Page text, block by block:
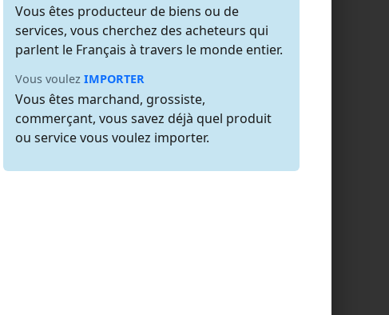
Vous êtes producteur de biens ou de
services, vous cherchez des acheteurs qui
parlent le Français à travers le monde entier.
Vous voulez IMPORTER
Vous êtes marchand, grossiste,
commerçant, vous savez déjà quel produit
ou service vous voulez importer.